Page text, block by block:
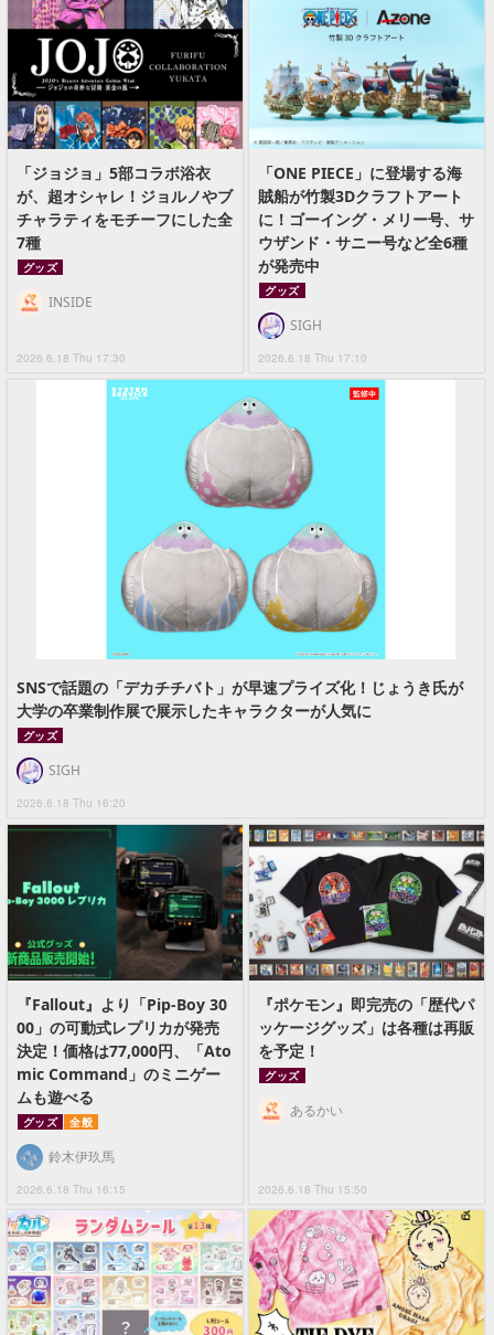
「ジョジョ」5部コラボ浴衣
が、超オシャレ！ジョルノやブ
チャラティをモチーフにした全
7種
グッズ
2026.6.18 Thu 17:30
INSIDE
「ONE PIECE」に登場する海
賊船が竹製3Dクラフトアート
に！ゴーイング・メリー号、サ
ウザンド・サニー号など全6種
が発売中
グッズ
2026.6.18 Thu 17:10
SIGH
SNSで話題の「デカチチバト」が早速プライズ化！じょうき氏が
大学の卒業制作展で展示したキャラクターが人気に
グッズ
2026.6.18 Thu 16:20
SIGH
『Fallout』より「Pip-Boy 30
00」の可動式レプリカが発売
決定！価格は77,000円、「Ato
mic Command」のミニゲー
ムも遊べる
グッズ 全般
2026.6.18 Thu 16:15
鈴木伊玖馬
『ポケモン』即完売の「歴代パ
ッケージグッズ」は各種は再販
を予定！
グッズ
2026.6.18 Thu 15:50
あるかい